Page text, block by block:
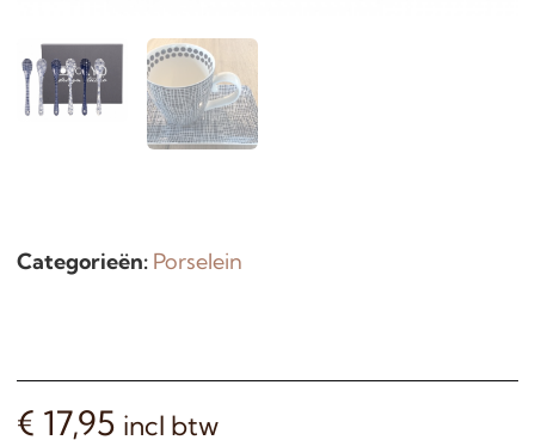
Categorieën: Porselein
€ 17,95 incl btw